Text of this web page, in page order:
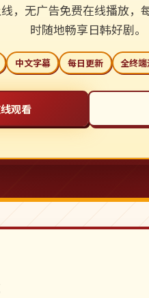
，无广告免费在线播放，
时随地畅享日韩好剧。
中文字幕 每日更新 全终
观看